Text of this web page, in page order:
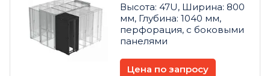
Высота: 47U, Ширина: 800
мм, Глубина: 1040 мм,
перфорация, с боковыми
панелями
Цена по запросу